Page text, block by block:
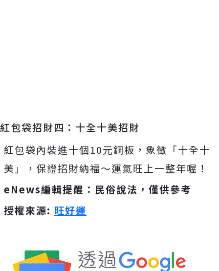
紅包袋招財四：十全十美招財
紅包袋內裝進十個10元銅板，象徵「十全十
美」，保證招財納福～運氣旺上一整年喔！
eNews編輯提醒：民俗說法，僅供參考
授權來源: 旺好運